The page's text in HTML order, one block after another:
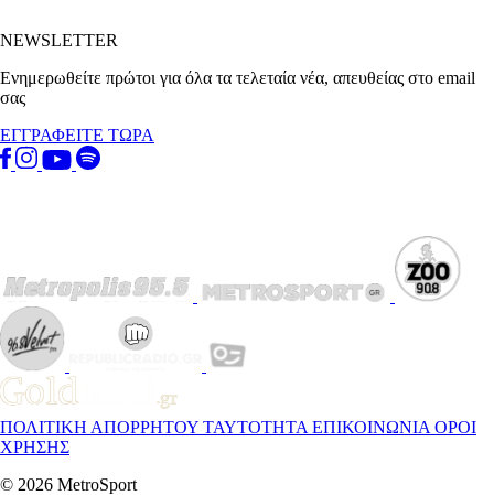
NEWSLETTER
Ενημερωθείτε πρώτοι για όλα τα τελεταία νέα, απευθείας στο email
σας
ΕΓΓΡΑΦΕΙΤΕ ΤΩΡΑ
ΠΟΛΙΤΙΚΗ ΑΠΟΡΡΗΤΟΥ ΤΑΥΤΟΤΗΤΑ ΕΠΙΚΟΙΝΩΝΙΑ ΟΡΟΙ
ΧΡΗΣΗΣ
© 2026 MetroSport